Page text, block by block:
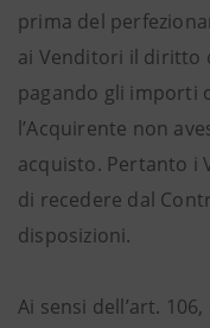
prima del
ai Venditori il diritto
pagando gli importi
l’Acquirente non
acquisto. Pertanto i
di recedere dal
disposizioni.
Ai sensi dell’art.